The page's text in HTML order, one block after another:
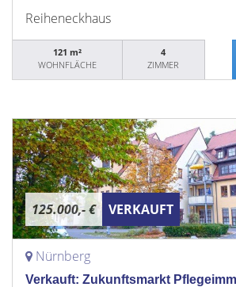
Reiheneckhaus
121 m²
WOHNFLÄCHE
4
ZIMMER
125.000,- € VERKAUFT
Nürnberg
Verkauft: Zukunftsmarkt